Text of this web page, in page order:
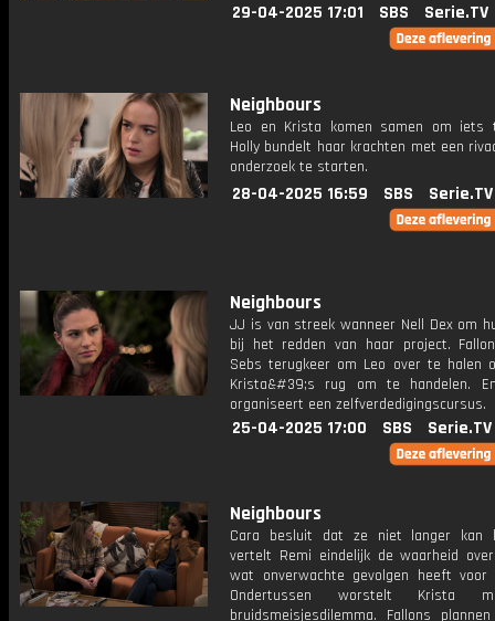
29-04-2025 17:01 SBS Serie.TV
Neighbours
Leo en Krista komen samen om iets
Holly bundelt haar krachten met een
​​onderzoek te starten.
28-04-2025 16:59 SBS Serie.TV
Neighbours
JJ is van streek wanneer Nell Dex om
bij het redden van haar project.
Sebs terugkeer om Leo over te halen
Krista&#39;s rug om te handelen.
organiseert een zelfverdedigingscursus.
25-04-2025 17:00 SBS Serie.TV
Neighbours
Cara besluit dat ze niet langer kan
vertelt Remi eindelijk de waarheid
wat onverwachte gevolgen heeft voor
Ondertussen worstelt Krista
bruidsmeisjesdilemma. Fallons